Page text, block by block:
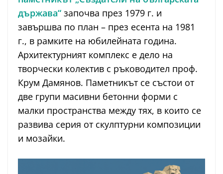
държава“ започва през 1979 г. и
завършва по план – през есента на 1981
г., в рамките на юбилейната година.
Архитектурният комплекс е дело на
творчески колектив с ръководител проф.
Крум Дамянов. Паметникът се състои от
две групи масивни бетонни форми с
малки пространства между тях, в които се
развива серия от скулптурни композиции
и мозайки.